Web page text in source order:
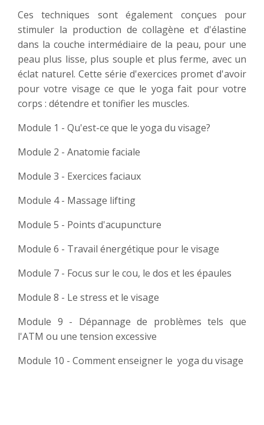
Ces techniques sont également conçues pour
stimuler la production de collagène et d'élastine
dans la couche intermédiaire de la peau, pour une
peau plus lisse, plus souple et plus ferme, avec un
éclat naturel. Cette série d'exercices promet d'avoir
pour votre visage ce que le yoga fait pour votre
corps : détendre et tonifier les muscles.
Module 1 - Qu'est-ce que le yoga du visage?
Module 2 - Anatomie faciale
Module 3 - Exercices faciaux
Module 4 - Massage lifting
Module 5 - Points d'acupuncture
Module 6 - Travail énergétique pour le visage
Module 7 - Focus sur le cou, le dos et les épaules
Module 8 - Le stress et le visage
Module 9 - Dépannage de problèmes tels que
l'ATM ou une tension excessive
Module 10 - Comment enseigner le yoga du visage